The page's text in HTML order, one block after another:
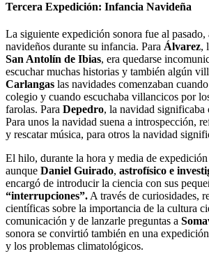
Tercera Expedición: Infancia Navideña
La siguiente expedición sonora fue al pasado,
navideños durante su infancia. Para Álvarez,
San Antolín de Ibias, era quedarse
escuchar muchas historias y también algún
Carlangas las navidades comenzaban
colegio y cuando escuchaba villancicos por
farolas. Para Depedro, la navidad significaba
Para unos la navidad suena a introspección,
y rescatar música, para otros la navidad
El hilo, durante la hora y media de
aunque Daniel Guirado, astrofísico e
encargó de introducir la ciencia con sus
“interrupciones”.A través de curiosidades,
científicas sobre la importancia de la cultura
comunicación y de lanzarle preguntas a
sonora se convirtió también en una
y los problemas climatológicos.